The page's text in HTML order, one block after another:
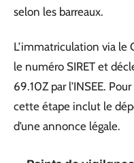
selon les barreaux.
L’immatriculation via le
le numéro SIRET et
69.10Z par l’INSEE.
cette étape inclut le
d’une annonce légale.